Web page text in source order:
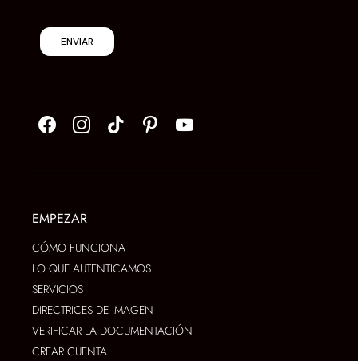
ENVIAR
EMPEZAR
CÓMO FUNCIONA
LO QUE AUTENTICAMOS
SERVICIOS
DIRECTRICES DE IMAGEN
VERIFICAR LA DOCUMENTACIÓN
CREAR CUENTA